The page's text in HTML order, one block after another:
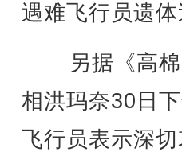
遇难飞行员遗体
另据《高棉
相洪玛奈30日
飞行员表示深